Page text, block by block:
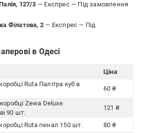
127/3 — Експрес — Під замовлення
Філатова, 2 — Експрес — Під
в Одесі
Ціна
Ruta Палітра куб в
60 ₴
Zewa Deluxe
90 шт.
121 ₴
коробці Ruta пенал 150 шт.
80 ₴